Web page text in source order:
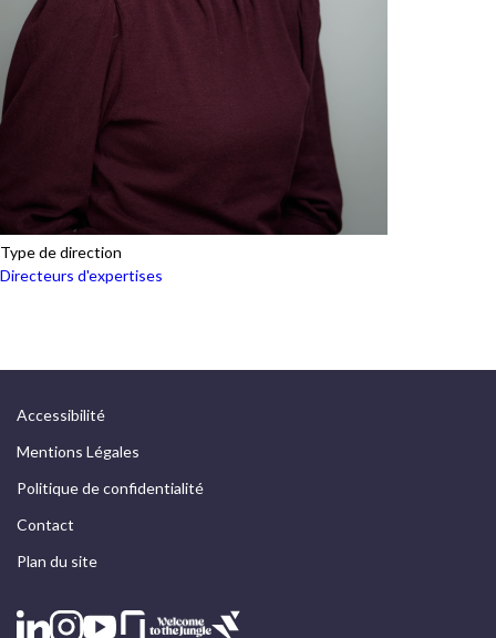
Type de direction
Directeurs d'expertises
Accessibilité
Mentions Légales
Politique de confidentialité
Contact
Plan du site